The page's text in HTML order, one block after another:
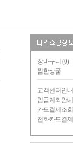
장바구니 (0)
찜한상품
고객센터안내
입금계좌안내
카드결제조회
전화카드결제